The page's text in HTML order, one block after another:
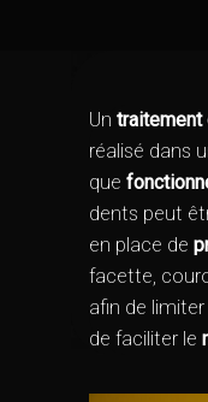
Un traitement
réalisé dans
que
dents peut
en place de
facette,
afin de
de faciliter le